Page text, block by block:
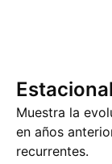
Muestra la
en años
recurrentes.